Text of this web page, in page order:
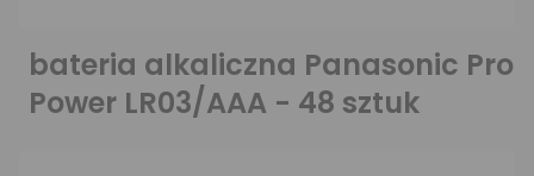
bateria alkaliczna Panasonic Pro
Power LR03/AAA - 48 sztuk